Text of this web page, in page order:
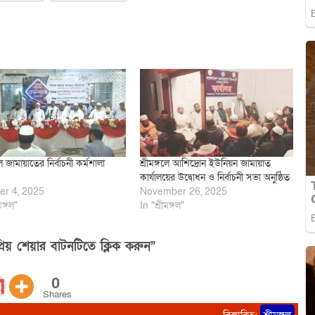
জামায়াতের নির্বাচনী কর্মশালা
4, 2025
শ্রীমঙ্গলে আশিদ্রোন ইউনিয়ন জামায়াত
কার্যালয়ের উদ্বোধন ও নির্বাচনী সভা অনুষ্ঠিত
November 26, 2025
In "শ্রীমঙ্গল"
শেয়ার বাটনটিতে ক্লিক করুন”
0
Shares